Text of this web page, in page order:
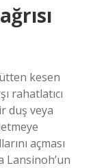
kesen
rahatlatıcı
duş veya
açması
Lansinoh’un